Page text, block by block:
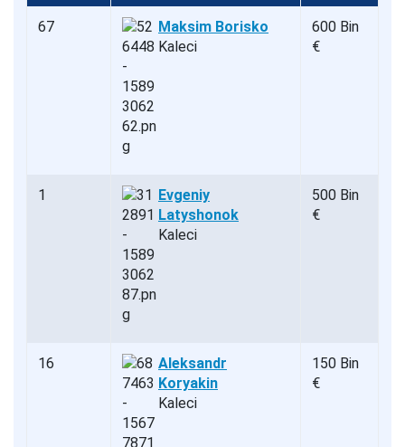
67
Maksim Borisko
Kaleci
600 Bin
€
1
Evgeniy
Latyshonok
Kaleci
500 Bin
€
16
Aleksandr
Koryakin
Kaleci
150 Bin
€